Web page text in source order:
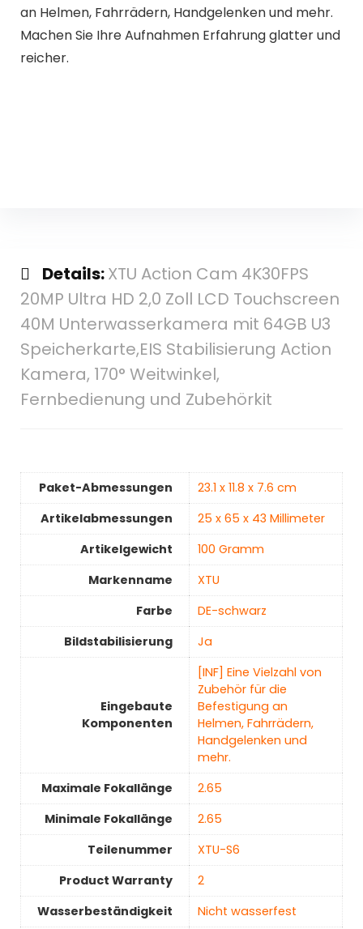
an Helmen, Fahrrädern, Handgelenken und mehr.
Machen Sie Ihre Aufnahmen Erfahrung glatter und
reicher.
Details:XTU Action Cam 4K30FPS
20MP Ultra HD 2,0 Zoll LCD Touchscreen
40M Unterwasserkamera mit 64GB U3
Speicherkarte,EIS Stabilisierung Action
Kamera, 170° Weitwinkel,
Fernbedienung und Zubehörkit
Paket-Abmessungen
‎23.1 x 11.8 x 7.6 cm
Artikelabmessungen
‎25 x 65 x 43 Millimeter
Artikelgewicht
‎100 Gramm
Markenname
‎XTU
Farbe
‎DE-schwarz
Bildstabilisierung
‎Ja
Eingebaute
Komponenten
‎[INF] Eine Vielzahl von
Zubehör für die
Befestigung an
Helmen, Fahrrädern,
Handgelenken und
mehr.
Maximale Fokallänge
‎2.65
Minimale Fokallänge
‎2.65
Teilenummer
‎XTU-S6
Product Warranty
2
Wasserbeständigkeit
‎Nicht wasserfest